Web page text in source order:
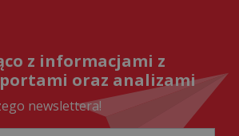
z informacjami z
oraz analizami
newslettera!